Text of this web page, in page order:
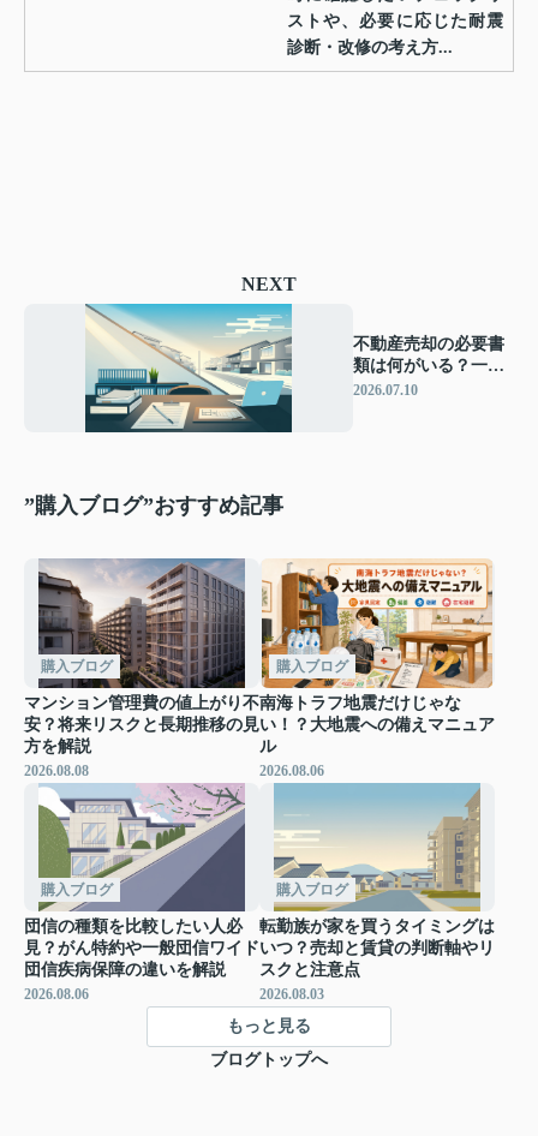
ストや、必要に応じた耐震
診断・改修の考え方...
NEXT
不動産売却の必要書
類は何がいる？一覧
チェックリストで事
2026.07.10
”購入ブログ”おすすめ記事
購入ブログ
マンション管理費の値上がり不
安？将来リスクと長期推移の見
方を解説
2026.08.08
購入ブログ
南海トラフ地震だけじゃな
い！？大地震への備えマニュア
ル
2026.08.06
購入ブログ
団信の種類を比較したい人必
見？がん特約や一般団信ワイド
団信疾病保障の違いを解説
2026.08.06
購入ブログ
転勤族が家を買うタイミングは
いつ？売却と賃貸の判断軸やリ
スクと注意点
2026.08.03
もっと見る
ブログトップへ